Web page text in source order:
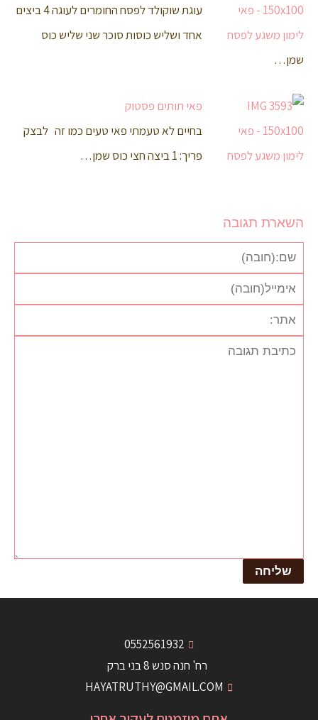
עוגת שוקולד לפסח החומרים לעוגה 4 ביצים
אחד ושליש כוסות סוכר שני שליש כוס
שמן…
פאי תותים פסטוק
בחיים לא טעמתי פאי טעים כמו זה לבצק
פריך: 1 ביצה חצי כוס שמן…
השארת תגובה
0552561932
רח' חנה סנש 8 בני ברק
HAYATRUTHY@GMAIL.COM